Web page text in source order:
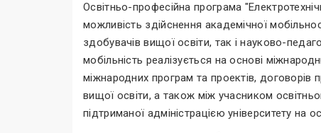
Освітньо-професійна програма
можливість здійснення академічної
здобувачів вищої освіти, так і науково-
мобільність реалізується на основі
міжнародних програм та проектів, договорів
вищої освіти, а також між учасником
підтриманої адміністрацією університету на